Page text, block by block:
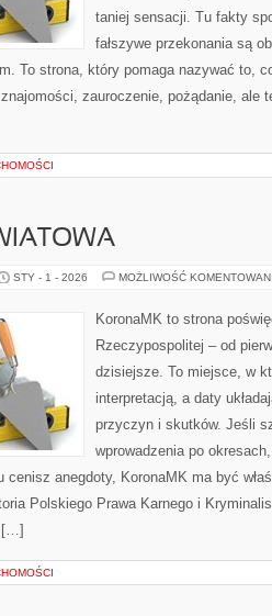
taniej sensacji. Tu fakty
fałszywe przekonania są
To strona, który pomaga nazywać to,
zauroczenie, pożądanie, ale
STY - 1 - 2026 MOŻLIWOŚĆ
KoronaMK to strona
Rzeczypospolitej – od
dzisiejsze. To miejsce, w
interpretacją, a daty
przyczyn i skutków. Jeśli
wprowadzenia po
cenisz anegdoty, KoronaMK ma być
Polskiego Prawa Karnego i
[…]